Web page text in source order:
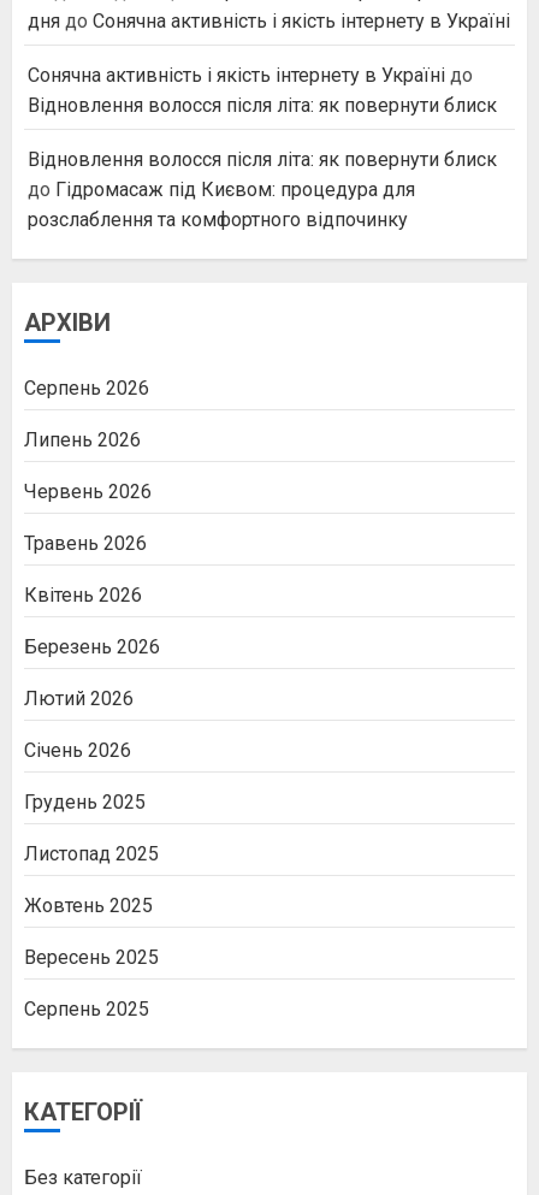
дня до Сонячна активність і якість інтернету в Україні
Сонячна активність і якість інтернету в Україні до
Відновлення волосся після літа: як повернути блиск
Відновлення волосся після літа: як повернути блиск
до Гідромасаж під Києвом: процедура для
розслаблення та комфортного відпочинку
АРХІВИ
Серпень 2026
Липень 2026
Червень 2026
Травень 2026
Квітень 2026
Березень 2026
Лютий 2026
Січень 2026
Грудень 2025
Листопад 2025
Жовтень 2025
Вересень 2025
Серпень 2025
КАТЕГОРІЇ
Без категорії